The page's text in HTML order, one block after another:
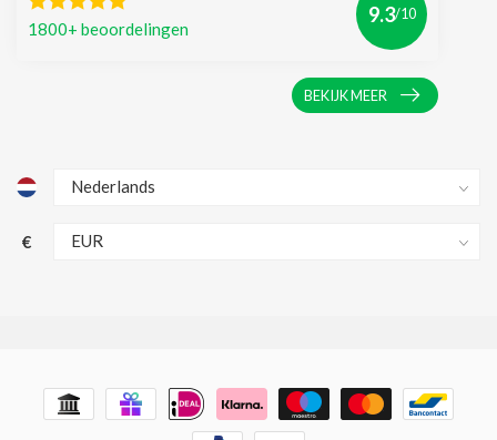
1800+ beoordelingen
9.3/10
BEKIJK MEER
€